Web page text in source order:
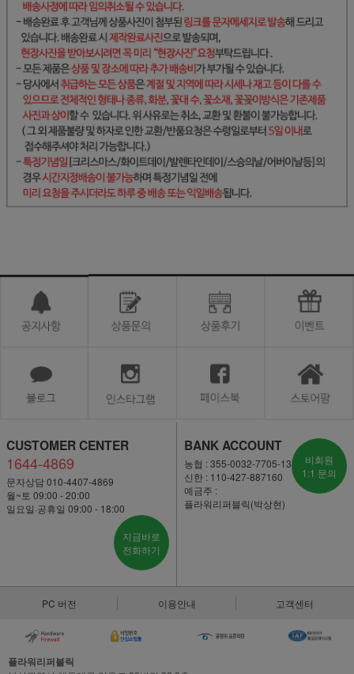
CUSTOMER CENTER
1644-4869
문자상담 010-4407-4869
월~토 09:00 - 20:00
일요일·공휴일 09:00 - 18:00
지금바로
전화하기
BANK ACCOUNT
농협 : 355-0032-7705-13
신한 : 110-427-887160
예금주 :
플라워리퍼블릭(박상현)
비회원
1:1 문의
PC 버전 이용안내 고객센터
플라워리퍼블릭